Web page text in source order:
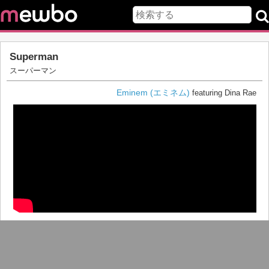
Superman
スーパーマン
Eminem (エミネム) featuring Dina Rae